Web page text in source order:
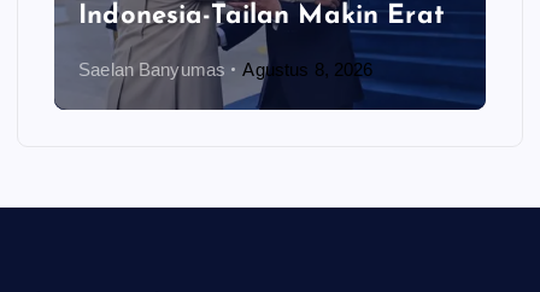
Indonesia-Tailan Makin Erat
Saelan Banyumas Agustus 8, 2026